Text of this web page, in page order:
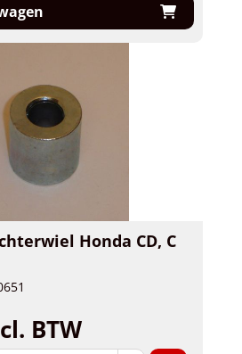
Honda CD, C
BTW